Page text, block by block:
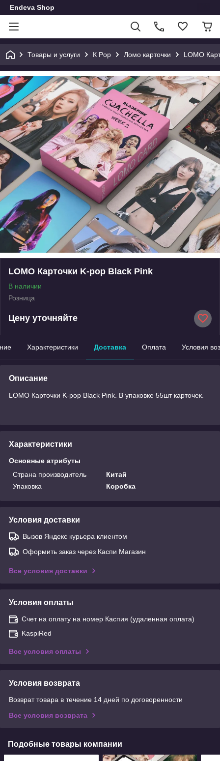
Endeva Shop
Товары и услуги К Pop Ломо карточки LOMO
LOMO Карточки K-pop Black Pink
В наличии
Розница
Цену уточняйте
Характеристики Доставка Оплата Условия
Описание
LOMO Карточки K-pop Black Pink. В упаковке 55шт карточек.
Характеристики
Основные атрибуты
Страна производитель
Китай
Упаковка
Коробка
Условия доставки
Вызов Яндекс курьера клиентом
Оформить заказ через Каспи Магазин
Все условия доставки
Условия оплаты
Счет на оплату на номер Каспия (удаленная оплата)
KaspiRed
Все условия оплаты
Условия возврата
Возврат товара в течение 14 дней по договоренности
Все условия возврата
Подобные товары компании